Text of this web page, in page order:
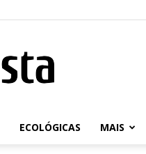
ECOLÓGICAS MAIS